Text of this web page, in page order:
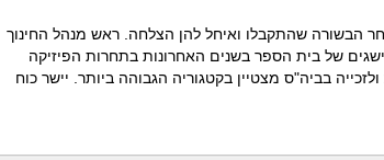
הבשורה שהתקבלו ואיחל להן הצלחה. ראש מנהל החינוך
של בית הספר בשנים האחרונות בתחרות הפיזיקה
עלייה ל-86 אחוזי בגרות ולזכייה בביה"ס מצטיין בקטגוריה הגבוהה ביותר. יישר כוח